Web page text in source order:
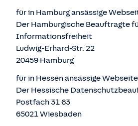
für in Hamburg ansässige
Der Hamburgische Beauftragte
Informationsfreiheit
Ludwig-Erhard-Str. 22
20459 Hamburg
für in Hessen ansässige
Der Hessische
Postfach 31 63
65021 Wiesbaden